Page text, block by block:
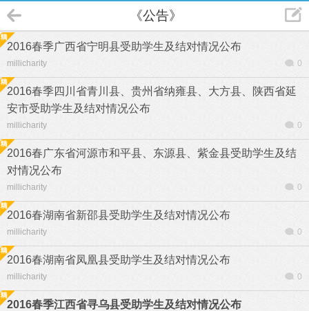
《公告》
2016春季广西省宁明县受助学生及结对情况公布
millicharity 0
2016春季四川省青川县、贵州省纳雍县、大方县、陕西省延
安市受助学生及结对情况公布
millicharity 0
2016春广东省河源市和平县、东源县、紫金县受助学生及结
对情况公布
millicharity 0
2016春湖南省新邵县受助学生及结对情况公布
millicharity 0
2016春湖南省凤凰县受助学生及结对情况公布
millicharity 0
2016春季江西省寻乌县受助学生及结对情况公布